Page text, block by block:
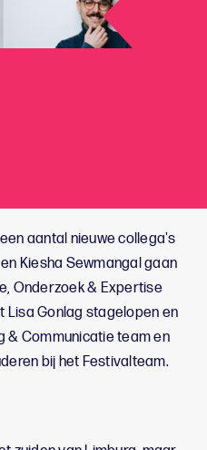
aantal nieuwe collega's
Kiesha Sewmangal gaan
Onderzoek & Expertise
Gonlag stagelopen en
& Communicatie team en
bij het Festivalteam.